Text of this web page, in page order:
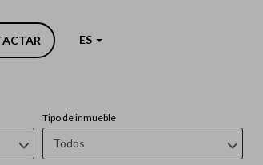
ES
Tipo de inmueble
Todos